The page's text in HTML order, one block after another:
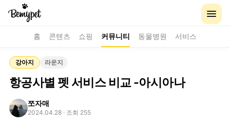
홈 콘텐츠 쇼핑 커뮤니티 동물병원 서비스
강아지 라운지
항공사별 펫 서비스 비교 -아시아나
쪼자매
2024.04.28 · 조회 255